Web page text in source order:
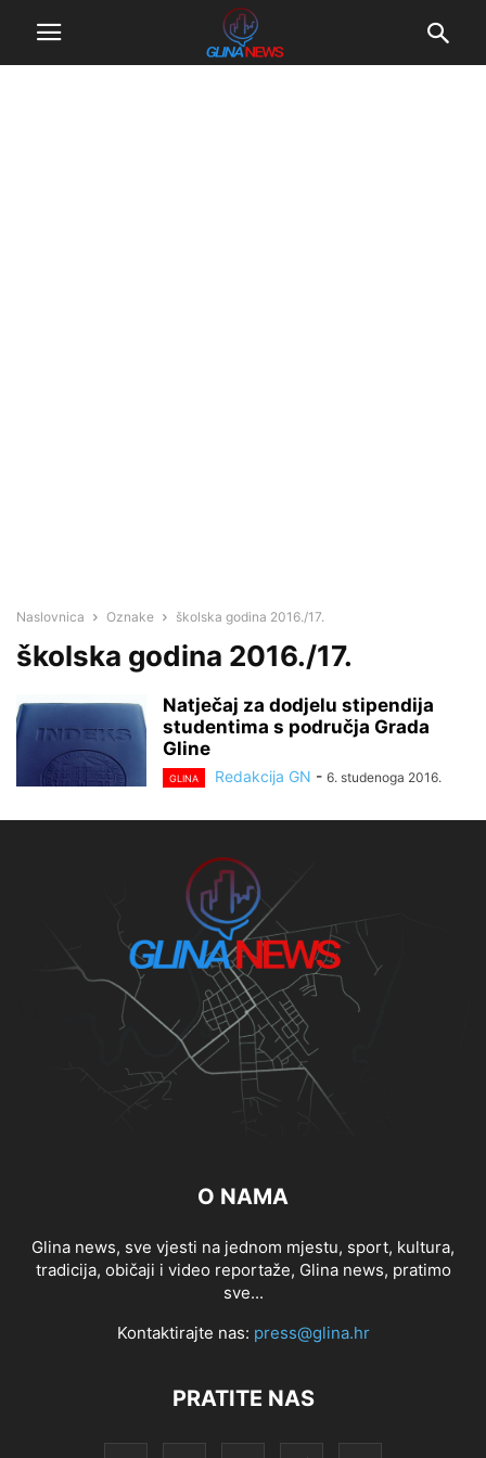
Naslovnica Oznake školska godina 2016./17.
školska godina 2016./17.
Natječaj za dodjelu stipendija
studentima s područja Grada
Gline
GLINA Redakcija GN - 6. studenoga 2016.
O NAMA
Glina news, sve vjesti na jednom mjestu, sport, kultura,
tradicija, običaji i video reportaže, Glina news, pratimo
sve...
Kontaktirajte nas: press@glina.hr
PRATITE NAS